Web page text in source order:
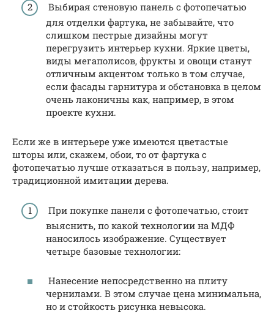
Выбирая стеновую панель с фотопечатью
для отделки фартука, не забывайте, что
слишком пестрые дизайны могут
перегрузить интерьер кухни. Яркие цветы,
виды мегаполисов, фрукты и овощи станут
отличным акцентом только в том случае,
если фасады гарнитура и обстановка в целом
очень лаконичны как, например, в этом
проекте кухни.
Если же в интерьере уже имеются цветастые
шторы или, скажем, обои, то от фартука с
фотопечатью лучше отказаться в пользу, например,
традиционной имитации дерева.
При покупке панели с фотопечатью, стоит
выяснить, по какой технологии на МДФ
наносилось изображение. Существует
четыре базовые технологии:
Нанесение непосредственно на плиту
чернилами. В этом случае цена минимальна,
но и стойкость рисунка невысока.